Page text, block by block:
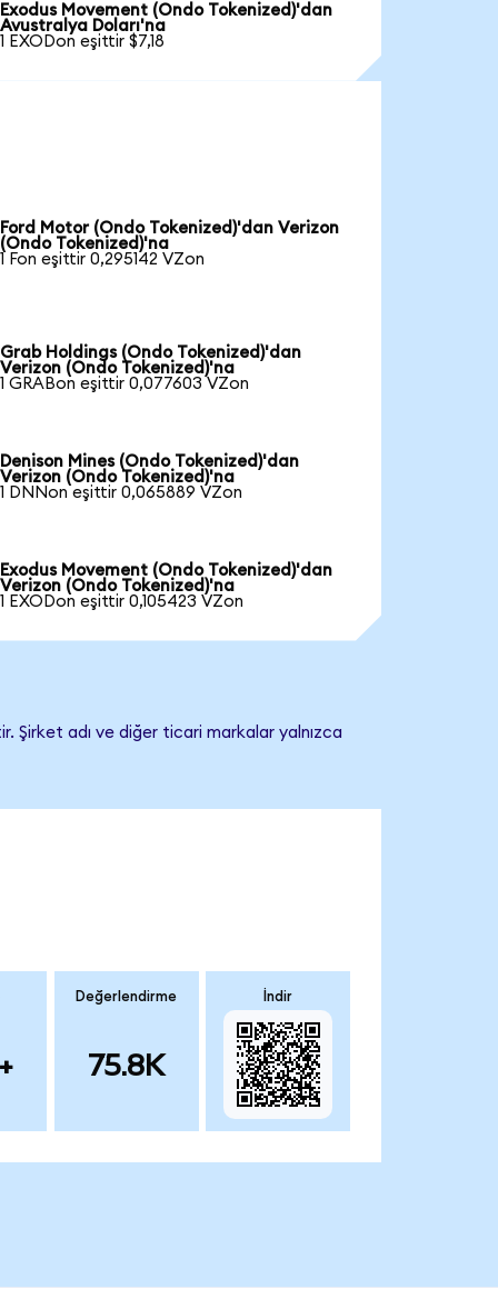
Exodus Movement (Ondo Tokenized)'dan
Avustralya Doları'na
1 EXODon eşittir $7,18
Ford Motor (Ondo Tokenized)'dan Verizon
(Ondo Tokenized)'na
1 Fon eşittir 0,295142 VZon
Grab Holdings (Ondo Tokenized)'dan
Verizon (Ondo Tokenized)'na
1 GRABon eşittir 0,077603 VZon
Denison Mines (Ondo Tokenized)'dan
Verizon (Ondo Tokenized)'na
1 DNNon eşittir 0,065889 VZon
Exodus Movement (Ondo Tokenized)'dan
Verizon (Ondo Tokenized)'na
1 EXODon eşittir 0,105423 VZon
Şirket adı ve diğer ticari markalar yalnızca
Değerlendirme
75.8K
İndir